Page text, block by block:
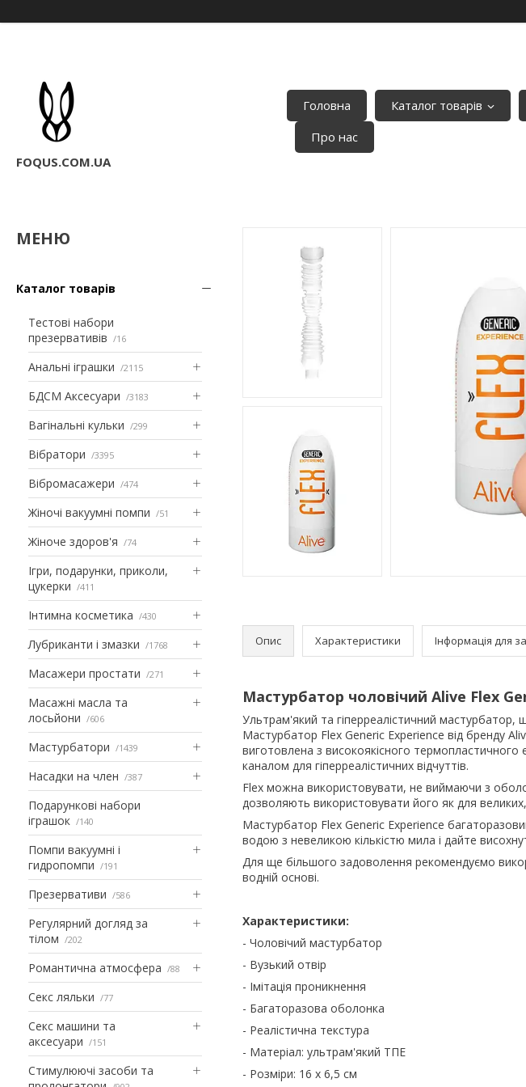
FOQUS.COM.UA
Головна Каталог товарів
Про нас
Каталог товарів
Тестові набори
презервативів
16
Анальні іграшки 2115
БДСМ Аксесуари 3183
Вагінальні кульки 299
Вібратори 3395
Вібромасажери 474
Жіночі вакуумні помпи 51
Жіноче здоров'я 74
Ігри, подарунки, приколи,
цукерки
411
Інтимна косметика 430
Лубриканти і змазки 1768
Масажери простати 271
Масажні масла та
лосьйони
606
Мастурбатори 1439
Насадки на член 387
Подарункові набори
іграшок
140
Помпи вакуумні і
гидропомпи
191
Презервативи 586
Регулярний догляд за
тілом
202
Романтична атмосфера 88
Секс ляльки 77
Секс машини та
аксесуари
151
Стимулюючі засоби та
Опис Характеристики Інформація для
Мастурбатор чоловічий Alive Flex
Ультрам'який та гіперреалістичний мастурбатор,
Мастурбатор Flex Generic Experience від бренду
виготовлена з високоякісного термопластичного
каналом для гіперреалістичних відчуттів.
Flex можна використовувати, не виймаючи з
дозволяють використовувати його як для великих,
Мастурбатор Flex Generic Experience
водою з невеликою кількістю мила і дайте
Для ще більшого задоволення рекомендуємо
водній основі.
Характеристики:
- Чоловічий мастурбатор
- Вузький отвір
- Імітація проникнення
- Багаторазова оболонка
- Реалістична текстура
- Матеріал: ультрам'який ТПЕ
- Розміри: 16 x 6,5 см